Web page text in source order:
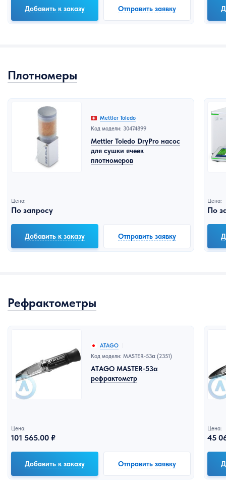
Добавить к заказу Отправить заявку
Плотномеры
Mettler Toledo
Код модели: 30474899
Mettler Toledo DryPro насос
для сушки ячеек
плотномеров
Цена:
По запросу
Добавить к заказу Отправить заявку
Цена:
По
Рефрактометры
ATAGO
Код модели: MASTER-53α (2351)
ATAGO MASTER-53α
рефрактометр
Цена:
101 565.00 ₽
Добавить к заказу Отправить заявку
Цена:
45